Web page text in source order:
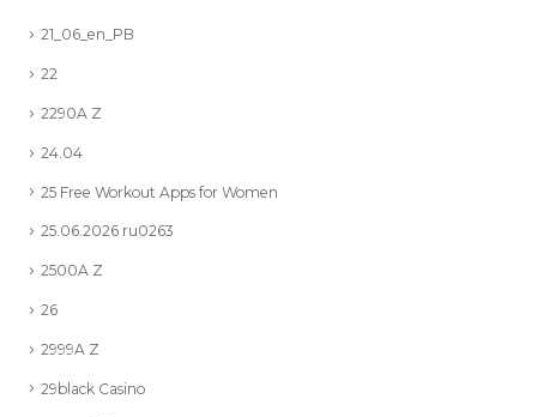
21_06_en_PB
22
2290A Z
24.04
25 Free Workout Apps for Women
25.06.2026 ru0263
2500A Z
26
2999A Z
29black Casino